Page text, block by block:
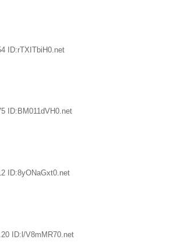
ID:rTXITbiH0.net
ID:BM011dVH0.net
ID:8yONaGxt0.net
ID:l/V8mMR70.net